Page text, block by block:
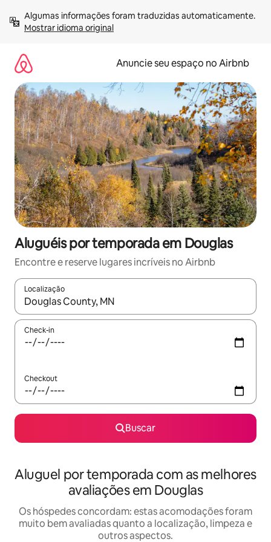
para
Mostrar idioma original
Anuncie seu espaço no Airbnb
Aluguéis por temporada em Douglas
Encontre e reserve lugares incríveis no Airbnb
Localização
Quando os resultados estiverem disponíveis, explore-os
Check-in
Checkout
Buscar
Aluguel por temporada com as melhores
avaliações em Douglas
Os hóspedes concordam: estas acomodações foram
muito bem avaliadas quanto a localização, limpeza e
outros aspectos.